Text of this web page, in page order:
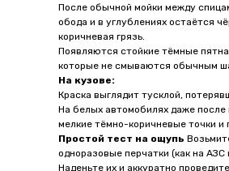
После обычной мойки между
обода и в углублениях остаётся
коричневая грязь.
Появляются стойкие тёмные
которые не смываются обычным
На кузове:
Краска выглядит тусклой,
На белых автомобилях даже после
мелкие тёмно-коричневые точки и
Простой тест на ощупь
одноразовые перчатки (как на АЗС
Наденьте их и аккуратно